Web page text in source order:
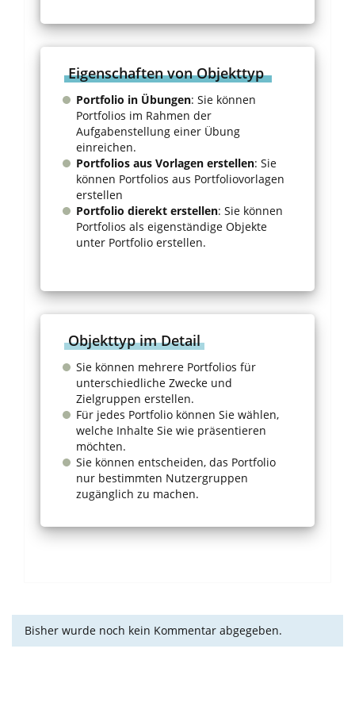
Eigenschaften von Objekttyp
Portfolio in Übungen: Sie können
Portfolios im Rahmen der
Aufgabenstellung einer Übung
einreichen.
Portfolios aus Vorlagen erstellen: Sie
können Portfolios aus Portfoliovorlagen
erstellen
Portfolio dierekt erstellen: Sie können
Portfolios als eigenständige Objekte
unter Portfolio erstellen.
Objekttyp im Detail
Sie können mehrere Portfolios für
unterschiedliche Zwecke und
Zielgruppen erstellen.
Für jedes Portfolio können Sie wählen,
welche Inhalte Sie wie präsentieren
möchten.
Sie können entscheiden, das Portfolio
nur bestimmten Nutzergruppen
zugänglich zu machen.
Bisher wurde noch kein Kommentar abgegeben.